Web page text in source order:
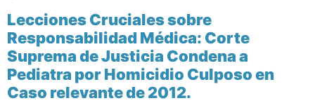
Lecciones Cruciales sobre
Responsabilidad Médica: Corte
Suprema de Justicia Condena a
Pediatra por Homicidio Culposo en
Caso relevante de 2012.